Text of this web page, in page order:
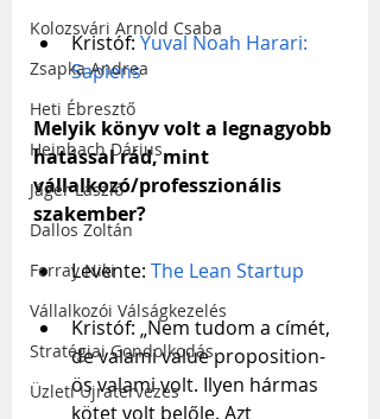
Kolozsvári Arnold Csaba
Zsapka Andrea
Heti Ébresztő
Heinbach Dárius
Jáger László
Dallos Zoltán
Forray Niki
Vállalkozói Válságkezelés
Stratégiai Gondolkodás
Üzleti Újratervezés
Kristóf: Yuval Noah Harari:
Sapiens
Melyik könyv volt a legnagyobb
hatással rád, mint
vállalkozó/professzionális
szakember?
Levente: The Lean Startup
Kristóf: „Nem tudom a címét,
de valami value proposition-
ös valami volt. Ilyen hármas
kötet volt belőle. Azt